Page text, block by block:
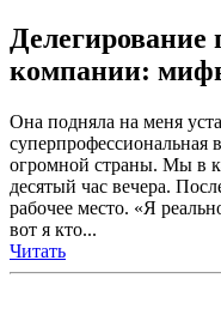
компании:
Она подняла на меня
суперпрофессиональная
огромной страны. Мы в
десятый час вечера.
рабочее место. «Я
вот я кто...
Читать